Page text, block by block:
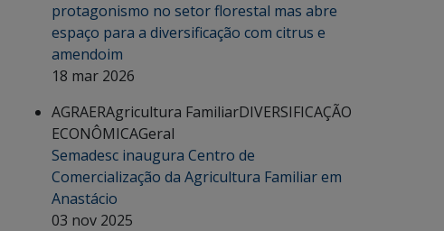
protagonismo no setor florestal mas abre
espaço para a diversificação com citrus e
amendoim
18 mar 2026
AGRAERAgricultura FamiliarDIVERSIFICAÇÃO
ECONÔMICAGeral
Semadesc inaugura Centro de
Comercialização da Agricultura Familiar em
Anastácio
03 nov 2025